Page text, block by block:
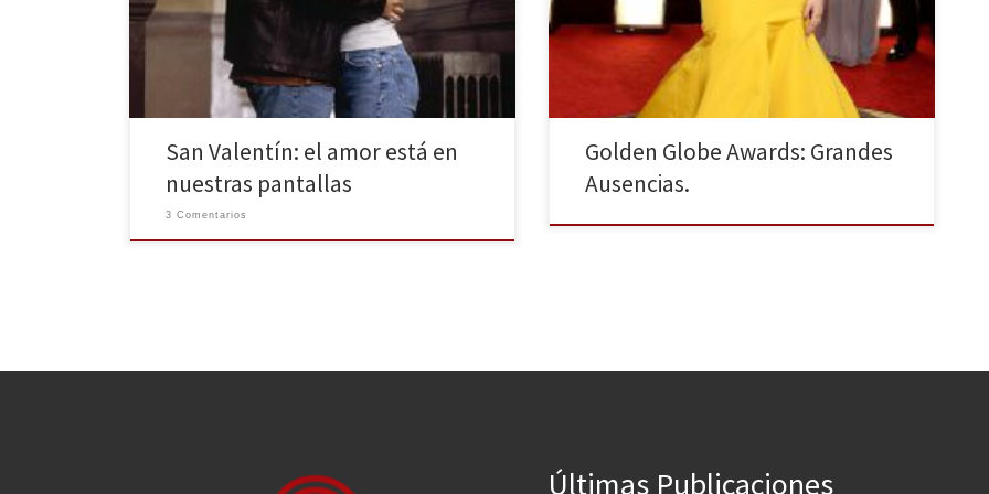
que se celebra el amor y yo no voy a ser menos. San
Valentín o el día de los enamorados es […]
San Valentín: el amor está en
nuestras pantallas
3 Comentarios
quiniela ha fallado, pero aún hay tiempo para los
Emmy. Televisivos, podemos seguir soñando. Lo
bueno de los Globos de Oro (Golden […]
Golden Globe Awards: Grandes
Ausencias.
Últimas Publicaciones